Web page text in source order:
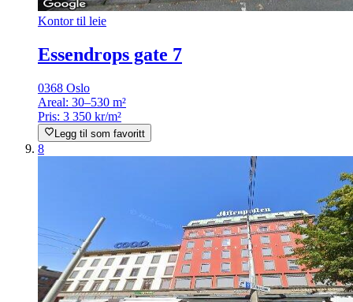
Kontor til leie
Essendrops gate 7
0368 Oslo
Areal: 30–530 m²
Pris: 3 350 kr/m²
Legg til som favoritt
8